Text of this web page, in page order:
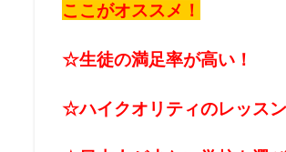
ここがオススメ！
☆生徒の満足率が高い！
☆ハイクオリティのレッス